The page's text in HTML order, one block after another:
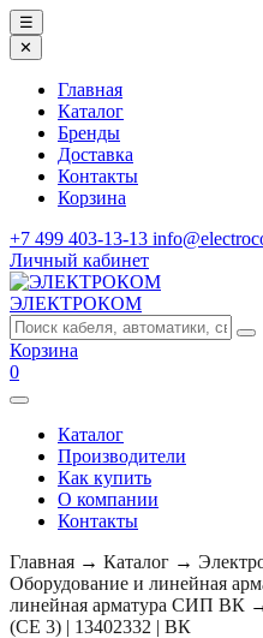
☰
✕
Главная
Каталог
Бренды
Доставка
Контакты
Корзина
+7 499 403-13-13
Личный кабинет
ЭЛЕКТРОКОМ
Корзина
0
Каталог
Производители
Как купить
О компании
Контакты
Главная → Каталог →
Оборудование и линейная
линейная арматура СИП ВК
(CE 3) | 13402332 | ВК